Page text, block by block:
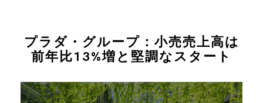
プラダ・グループ：小売売上高は
前年比13%増と堅調なスタート